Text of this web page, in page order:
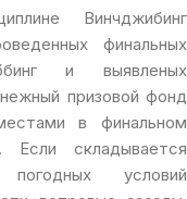
Винчджибинг
финальных
и выявленых
призовой фонд
в финальном
Если складывается
условий